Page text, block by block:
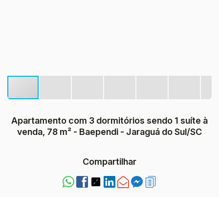
Apartamento com 3 dormitórios sendo 1 suíte à
venda, 78 m² - Baependi - Jaraguá do Sul/SC
Compartilhar